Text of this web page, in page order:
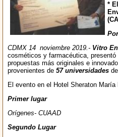
*
CDMX 14 noviembre 2019.- Vitro
cosméticos y farmacéutica,
propuestas más originales e
provenientes de 57 universidades
El evento en el Hotel Sheraton
Primer lugar
Orígenes- CUAAD
Segundo Lugar